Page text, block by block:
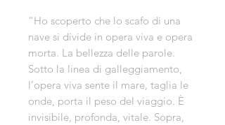
“Ho scoperto che lo scafo di una
nave si divide in opera viva e opera
morta. La bellezza delle parole.
Sotto la linea di galleggiamento,
l’opera viva sente il mare, taglia le
onde, porta il peso del viaggio. È
invisibile, profonda, vitale. Sopra,